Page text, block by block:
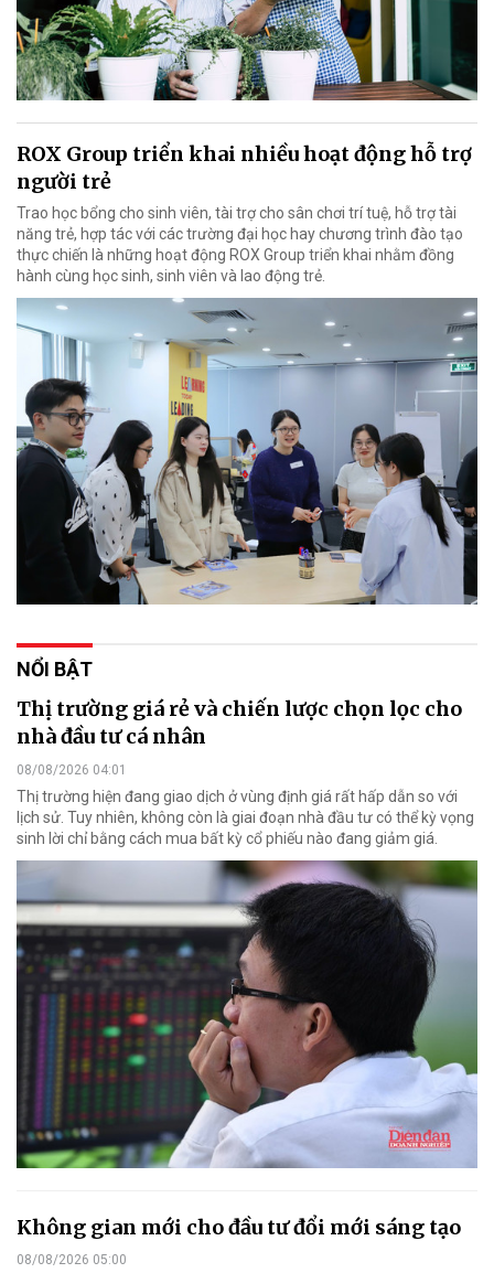
ROX Group triển khai nhiều hoạt động hỗ trợ
người trẻ
Trao học bổng cho sinh viên, tài trợ cho sân chơi trí tuệ, hỗ trợ tài
năng trẻ, hợp tác với các trường đại học hay chương trình đào tạo
thực chiến là những hoạt động ROX Group triển khai nhằm đồng
hành cùng học sinh, sinh viên và lao động trẻ.
NỔI BẬT
Thị trường giá rẻ và chiến lược chọn lọc cho
nhà đầu tư cá nhân
08/08/2026 04:01
Thị trường hiện đang giao dịch ở vùng định giá rất hấp dẫn so với
lịch sử. Tuy nhiên, không còn là giai đoạn nhà đầu tư có thể kỳ vọng
sinh lời chỉ bằng cách mua bất kỳ cổ phiếu nào đang giảm giá.
Không gian mới cho đầu tư đổi mới sáng tạo
08/08/2026 05:00